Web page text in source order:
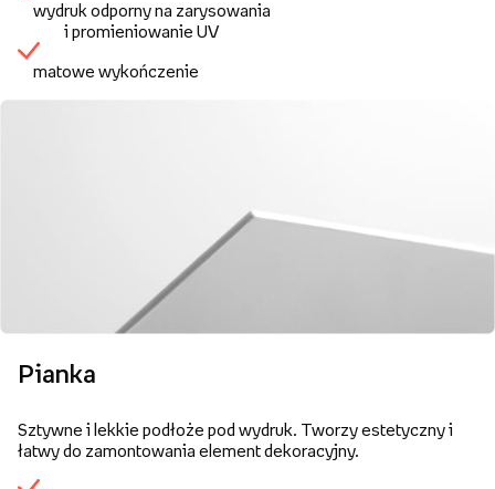
wydruk odporny na zarysowania
i promieniowanie UV
matowe wykończenie
Pianka
Sztywne i lekkie podłoże pod wydruk. Tworzy estetyczny i
łatwy do zamontowania element dekoracyjny.